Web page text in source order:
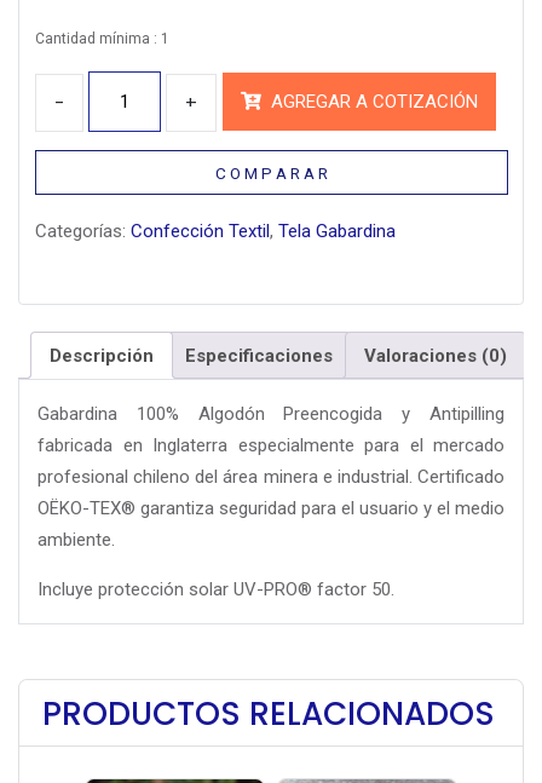
Cantidad mínima : 1
AGREGAR A COTIZACIÓN
C O M P A R A R
Categorías: Confección Textil, Tela Gabardina
Descripción Especificaciones Valoraciones (0)
Gabardina 100% Algodón Preencogida y Antipilling
fabricada en Inglaterra especialmente para el mercado
profesional chileno del área minera e industrial. Certificado
OËKO-TEX® garantiza seguridad para el usuario y el medio
ambiente.
Incluye protección solar UV-PRO® factor 50.
PRODUCTOS RELACIONADOS